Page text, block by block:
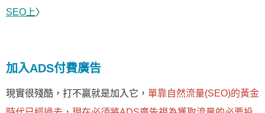
SEO上〉
加入ADS付費廣告
現實很殘酷，打不贏就是加入它， 單靠自然流量(SEO)的黃金